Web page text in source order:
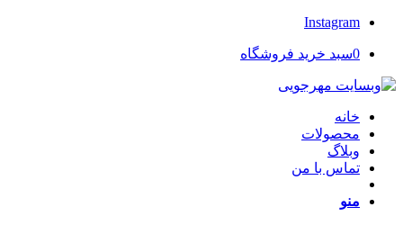
Instagram
0سبد خرید فروشگاه
خانه
محصولات
وبلاگ
تماس با من
منو